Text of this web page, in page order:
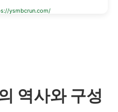
검증사이트에서 안전성을
ysmbcrun.com/
역사와 구성